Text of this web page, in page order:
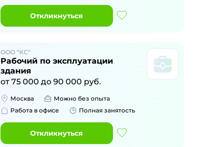
Откликнуться
ООО "КС"
Рабочий по эксплуатации
здания
от 75 000 до 90 000 руб.
Москва
Можно без опыта
Работа в офисе
Полная занятость
Откликнуться